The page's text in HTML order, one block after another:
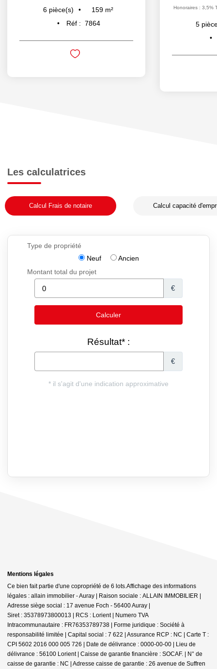
6 pièce(s) 159 m²
Réf : 7864
Honoraires : 3,5%
5
Les calculatrices
Calcul Frais de notaire Calcul capacité
Mentions légales
Ce bien fait partie d'une copropriété de 6 lots.Affichage des informations
légales : allain immobilier - Auray | Raison sociale : ALLAIN IMMOBILIER |
Adresse siège social : 17 avenue Foch - 56400 Auray |
Siret : 35378973800013 | RCS : Lorient | Numero TVA
Intracommunautaire : FR76353789738 | Forme juridique : Société à
responsabilité limitée | Capital social : 7 622 | Assurance RCP : NC | Carte T :
CPI 5602 2016 000 005 726 | Date de délivrance : 0000-00-00 | Lieu de
délivrance : 56100 Lorient | Caisse de garantie financière : SOCAF. | N° de
caisse de garantie : NC | Adresse caisse de garantie : 26 avenue de Suffren